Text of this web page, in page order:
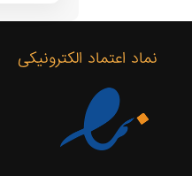
نماد اعتماد الکترونیکی